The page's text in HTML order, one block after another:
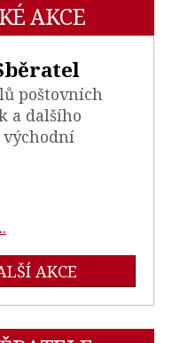
AKCE
poštovních
a dalšího
AKCE